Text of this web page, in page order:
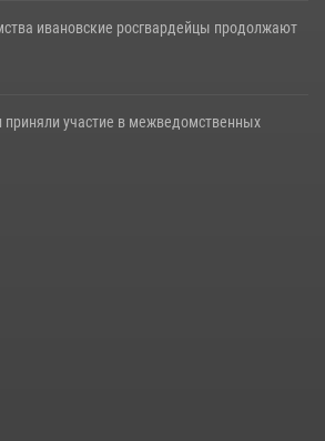
ивановские росгвардейцы продолжают
приняли участие в межведомственных